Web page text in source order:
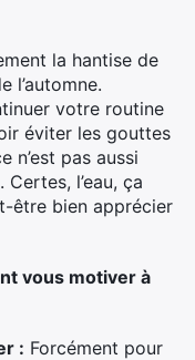
la hantise de
l’automne.
votre routine
éviter les gouttes
n’est pas aussi
l’eau, ça
être bien apprécier
vous motiver à
: Forcément pour